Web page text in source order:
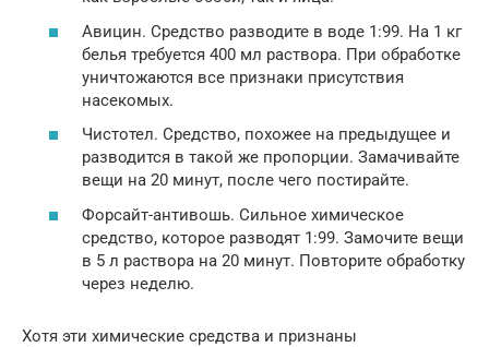
Авицин. Средство разводите в воде 1:99. На 1 кг
белья требуется 400 мл раствора. При обработке
уничтожаются все признаки присутствия
насекомых.
Чистотел. Средство, похожее на предыдущее и
разводится в такой же пропорции. Замачивайте
вещи на 20 минут, после чего постирайте.
Форсайт-антивошь. Сильное химическое
средство, которое разводят 1:99. Замочите вещи
в 5 л раствора на 20 минут. Повторите обработку
через неделю.
Хотя эти химические средства и признаны